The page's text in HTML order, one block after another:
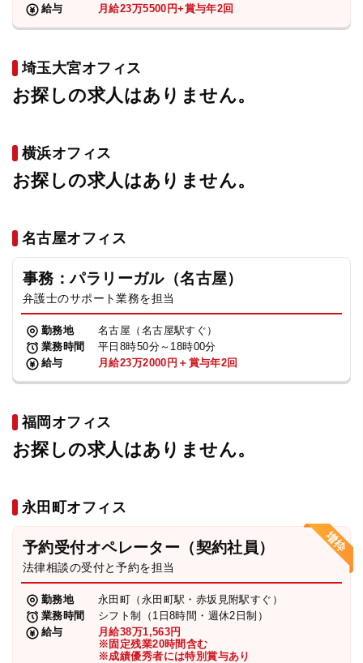
給与
月給23万5500円+賞与年2回
埼玉大宮オフィス
お探しの求人はありません。
横浜オフィス
お探しの求人はありません。
名古屋オフィス
事務：パラリーガル（名古屋）
弁護士のサポート業務を担当
勤務地
名古屋（名古屋駅すぐ）
業務時間
平日8時50分～18時00分
給与
月給23万2000円＋賞与年2回
福岡オフィス
お探しの求人はありません。
永田町オフィス
予約受付オペレーター（契約社員）
法律相談の受付と予約を担当
勤務地
永田町（永田町駅・赤坂見附駅すぐ）
業務時間
シフト制（1日8時間・週休2日制）
給与
月給38万1,563円
※固定残業20時間含む
※成績優秀者には特別賞与あり